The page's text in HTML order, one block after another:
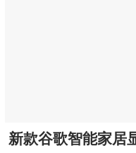
新款谷歌智能家居